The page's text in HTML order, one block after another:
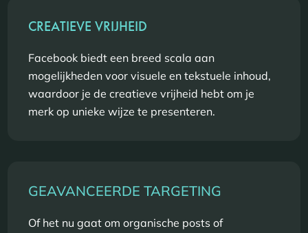
CREATIEVE VRIJHEID
Facebook biedt een breed scala aan
mogelijkheden voor visuele en tekstuele inhoud,
waardoor je de creatieve vrijheid hebt om je
merk op unieke wijze te presenteren.
GEAVANCEERDE TARGETING
Of het nu gaat om organische posts of